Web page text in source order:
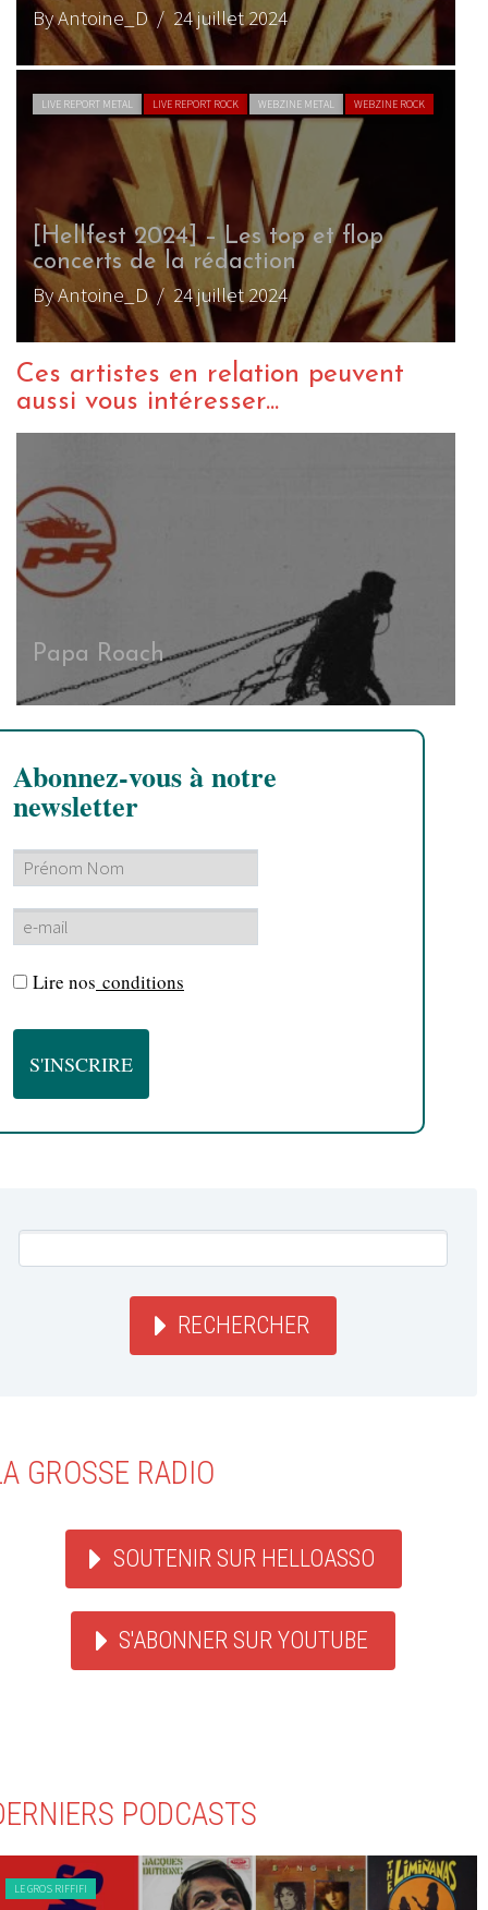
By Antoine_D/ 24 juillet 2024
LIVE REPORT METAL LIVE REPORT ROCK WEBZINE METAL WEBZINE ROCK
[Hellfest 2024] – Les top et flop
concerts de la rédaction
By Antoine_D/ 24 juillet 2024
Ces artistes en relation peuvent
aussi vous intéresser...
Papa Roach
Abonnez-vous à notre
newsletter
Lire nos conditions
RECHERCHER
GROSSE RADIO
SOUTENIR SUR HELLOASSO
S'ABONNER SUR YOUTUBE
PODCASTS
LE GROS RIFFIFI